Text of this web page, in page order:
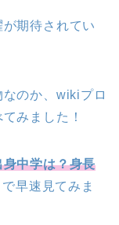
期待されてい
のか、wikiプロ
みました！
中学は？身長
早速見てみま